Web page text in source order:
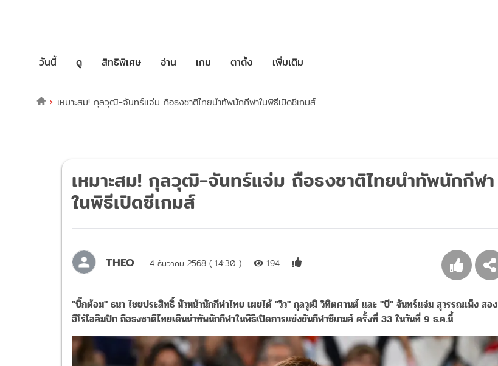
วันนี้ ดู สิทธิพิเศษ อ่าน เกม ตาตั้ง เพิ่มเติม
เหมาะสม! กุลวุฒิ-จันทร์แจ่ม ถือธงชาติไทยนำทัพนักกีฬาในพิธีเปิดซีเกมส์
เหมาะสม! กุลวุฒิ-จันทร์แจ่ม ถือธงชาติไทยนำทัพนักกีฬา
ในพิธีเปิดซีเกมส์
THEO 4 ธันวาคม 2568 ( 14:30 ) 194
"บิ๊กต้อม" ธนา​ ไชยประสิทธิ์​ หัวหน้านักกีฬาไทย เผยได้​ "วิว" กุลวุฒิ วิทิตศานต์ และ ​"บี" จันทร์แจ่ม​ สุวรรณเพ็ง สอง
ฮีโร่โอลิมปิก ​ถือธงชาติไทยเดินนำทัพนักกีฬาในพิธิเปิดการแข่งขันกีฬาซีเกมส์​ ครั้งที่​ 33​ ในวันที่​ 9​ ธ.ค.นี้